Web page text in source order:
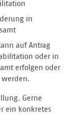
in
auf Antrag
oder in
erfolgen oder
werden.
Gerne
ein konkretes